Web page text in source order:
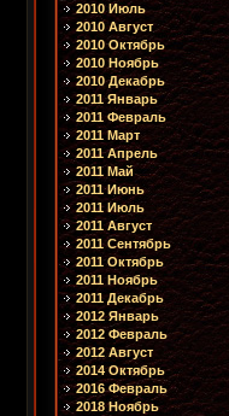
2010 Июль
2010 Август
2010 Октябрь
2010 Ноябрь
2010 Декабрь
2011 Январь
2011 Февраль
2011 Март
2011 Апрель
2011 Май
2011 Июнь
2011 Июль
2011 Август
2011 Сентябрь
2011 Октябрь
2011 Ноябрь
2011 Декабрь
2012 Январь
2012 Февраль
2012 Август
2014 Октябрь
2016 Февраль
2018 Ноябрь